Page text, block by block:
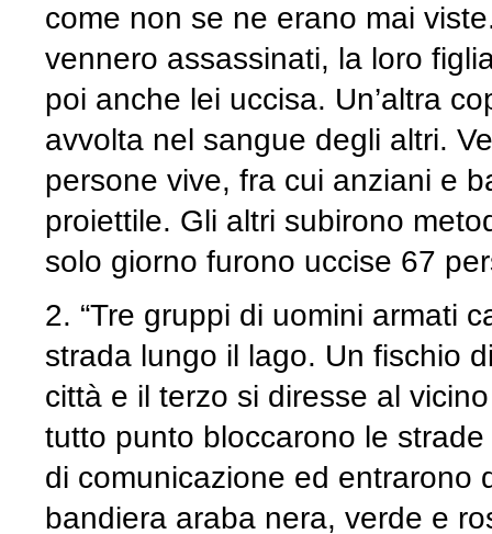
come non se ne erano mai
vennero assassinati, la loro
poi anche lei uccisa. Un’altra
avvolta nel sangue degli altri.
persone vive, fra cui anziani e
proiettile. Gli altri subirono
solo giorno furono uccise 67
2. “Tre gruppi di uomini armati
strada lungo il lago. Un fischio
città e il terzo si diresse al
tutto punto bloccarono le
di comunicazione ed entrarono
bandiera araba nera, verde e